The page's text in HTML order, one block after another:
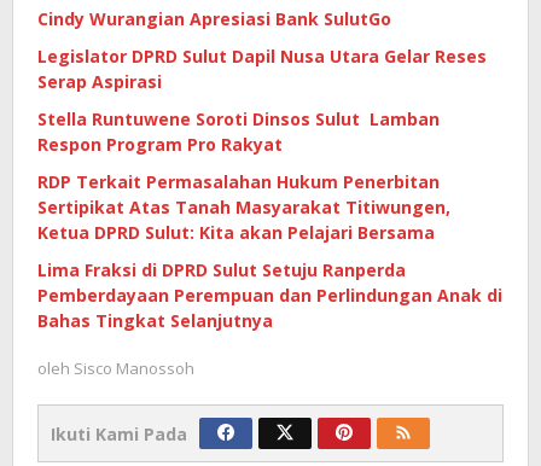
Cindy Wurangian Apresiasi Bank SulutGo
Legislator DPRD Sulut Dapil Nusa Utara Gelar Reses
Serap Aspirasi
Stella Runtuwene Soroti Dinsos Sulut Lamban
Respon Program Pro Rakyat
RDP Terkait Permasalahan Hukum Penerbitan
Sertipikat Atas Tanah Masyarakat Titiwungen,
Ketua DPRD Sulut: Kita akan Pelajari Bersama
Lima Fraksi di DPRD Sulut Setuju Ranperda
Pemberdayaan Perempuan dan Perlindungan Anak di
Bahas Tingkat Selanjutnya
oleh Sisco Manossoh
Ikuti Kami Pada